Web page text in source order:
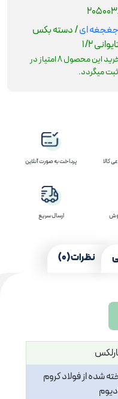
جغجغه ای/ دسته بکس
1/2
خرید این محصول8امتیاز در
میگردد.
کالا پرداخت به صورت آنلاین
ارسال سریع
نظرات (0)
شده از فولاد کروم